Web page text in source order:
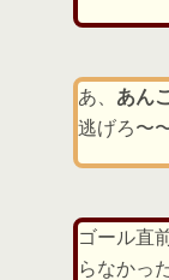
あ、 あんこ
逃げろ〜
ゴール直
らなかっ